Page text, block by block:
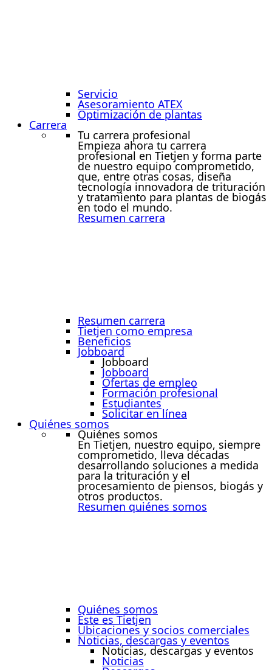
Servicio
Asesoramiento ATEX
Optimización de plantas
Carrera
Tu carrera profesional
Empieza ahora tu carrera
profesional en Tietjen y forma parte
de nuestro equipo comprometido,
que, entre otras cosas, diseña
tecnología innovadora de trituración
y tratamiento para plantas de biogás
en todo el mundo.
Resumen carrera
Resumen carrera
Tietjen como empresa
Beneficios
Jobboard
Jobboard
Jobboard
Ofertas de empleo
Formación profesional
Estudiantes
Solicitar en línea
Quiénes somos
Quiénes somos
En Tietjen, nuestro equipo, siempre
comprometido, lleva décadas
desarrollando soluciones a medida
para la trituración y el
procesamiento de piensos, biogás y
otros productos.
Resumen quiénes somos
Quiénes somos
Este es Tietjen
Ubicaciones y socios comerciales
Noticias, descargas y eventos
Noticias, descargas y eventos
Noticias